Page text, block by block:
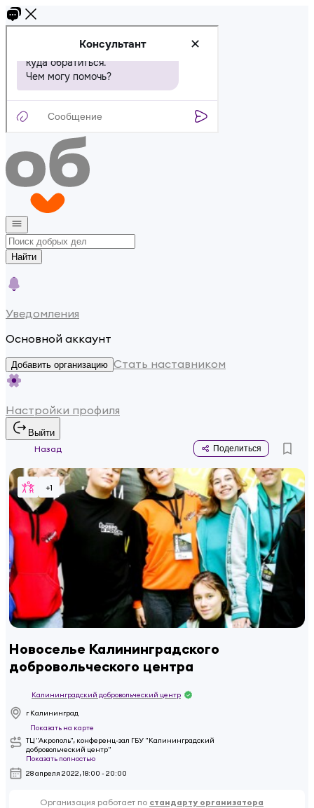
Найти
Уведомления
Основной аккаунт
Добавить организацию Стать наставником
Настройки профиля
Выйти
Назад
Поделиться
+1
Новоселье Калининградского
добровольческого центра
Калининградский добровольческий центр
г Калининград
Показать на карте
ТЦ "Акрополь", конференц-зал ГБУ "Калининградский
добровольческий центр"
Показать полностью
28 апреля 2022, 18:00 - 20:00
Организация работает по стандарту организатора